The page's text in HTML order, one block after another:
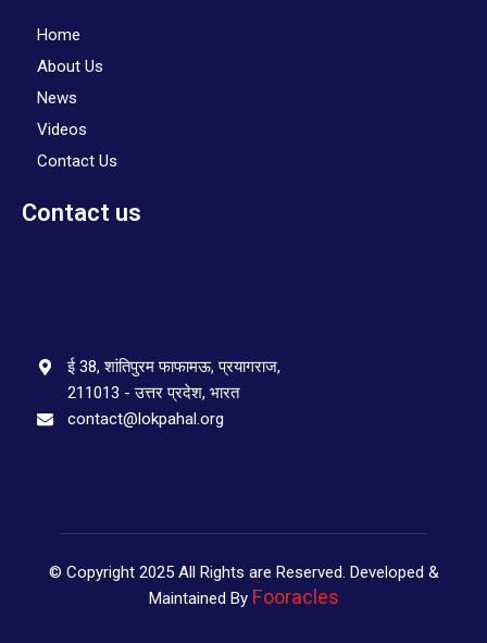
Home
About Us
News
Videos
Contact Us
Contact us
ई 38, शांतिपुरम फाफामऊ, प्रयागराज,
211013 - उत्तर प्रदेश, भारत
contact@lokpahal.org
© Copyright 2025 All Rights are Reserved. Developed &
Maintained By Fooracles